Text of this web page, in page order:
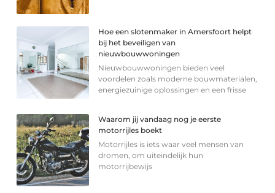
Hoe een slotenmaker in Amersfoort helpt
bij het beveiligen van
nieuwbouwwoningen
Nieuwbouwwoningen bieden veel
voordelen zoals moderne bouwmaterialen,
energiezuinige oplossingen en een frisse
Waarom jij vandaag nog je eerste
motorrijles boekt
Motorrijles is iets waar veel mensen van
dromen, om uiteindelijk hun
motorrijbewijs